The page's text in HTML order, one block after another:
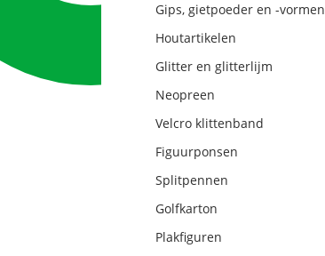
Gips, gietpoeder en -vormen
Houtartikelen
Glitter en glitterlijm
Neopreen
Velcro klittenband
Figuurponsen
Splitpennen
Golfkarton
Plakfiguren